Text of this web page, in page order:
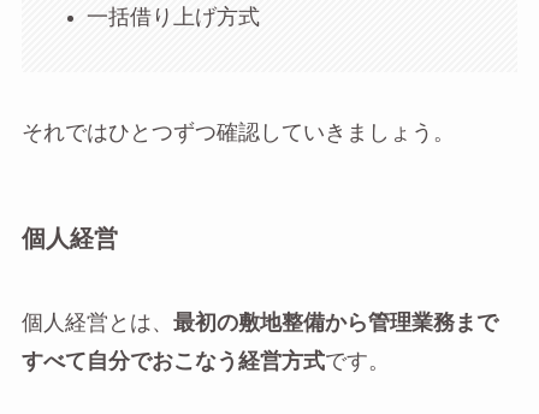
一括借り上げ方式
それではひとつずつ確認していきましょう。
個人経営
個人経営とは、 最初の敷地整備から管理業務まで
すべて自分でおこなう経営方式です。